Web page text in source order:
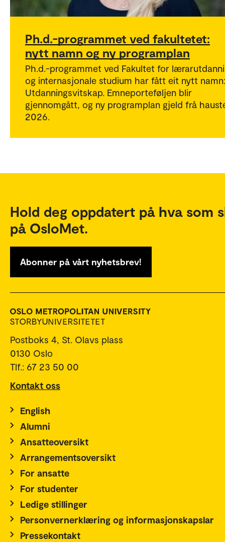
Ph.d.-programmet ved fakultetet:
nytt namn og ny programplan
Ph.d.-programmet ved Fakultet for
og internasjonale studium har fått eit nytt namn:
Utdanningsvitskap. Emneporteføljen blir
gjennomgått, og ny programplan gjeld frå
2026.
Hold deg oppdatert på hva som
på OsloMet.
Abonner på vårt nyhetsbrev!
Postboks 4, St. Olavs plass
0130 Oslo
Tlf.: 67 23 50 00
Kontakt oss
English
Alumni
Ansatteoversikt
Arrangementsoversikt
For ansatte
For studenter
Ledige stillinger
Personvernerklæring og informasjonskapslar
Pressekontakt